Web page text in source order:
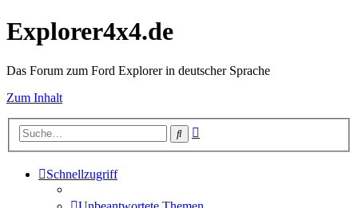
Explorer4x4.de
Das Forum zum Ford Explorer in deutscher Sprache
Zum Inhalt
Suche
Schnellzugriff